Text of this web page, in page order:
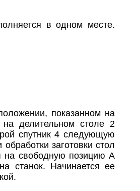
в одном месте.
показанном на
на делительном столе 2
спутник 4 следующую
заготовки стол
на свободную позицию А
станок. Начинается ее